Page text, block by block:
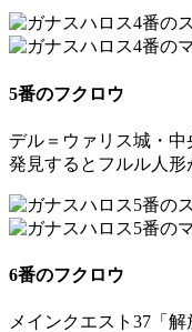
5番のフクロウ
デル＝ウァリス城・中
発見すると フルル人形
6番のフクロウ
メインクエスト37「